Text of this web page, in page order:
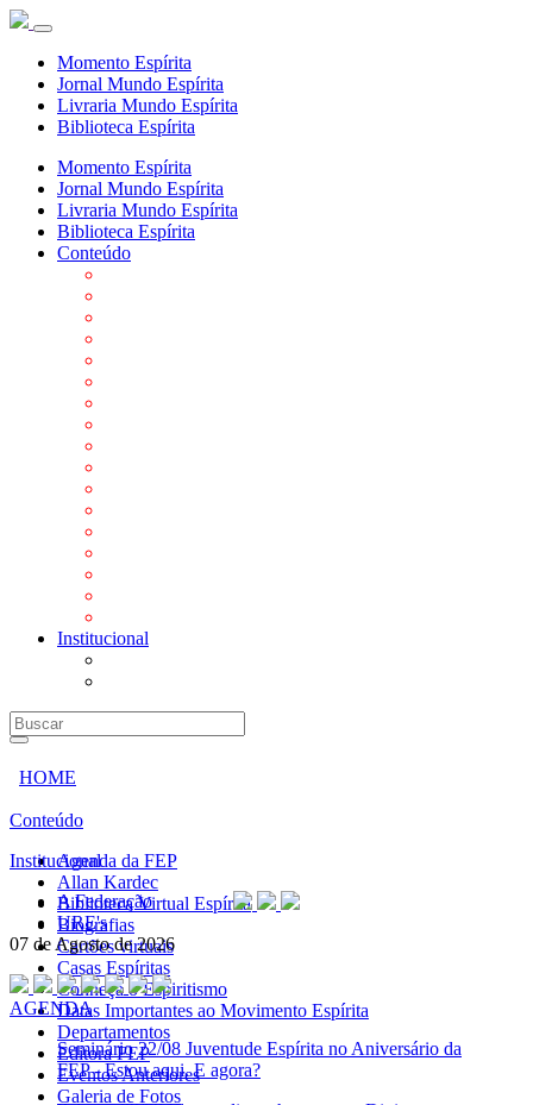
Momento Espírita
Jornal Mundo Espírita
Livraria Mundo Espírita
Biblioteca Espírita
Momento Espírita
Jornal Mundo Espírita
Livraria Mundo Espírita
Biblioteca Espírita
Conteúdo
Institucional
HOME
Conteúdo
Agenda da FEP
Allan Kardec
Biblioteca Virtual Espírita
Biografias
Cartões virtuais
Casas Espíritas
Conheça o Espiritismo
Datas Importantes ao Movimento Espírita
Departamentos
Editora FEP
Eventos Anteriores
Galeria de Fotos
Institucional
A Federação
URE's
07 de Agosto de 2026
AGENDA
Seminário 22/08 Juventude Espírita no Aniversário da
FEP - Estou aqui. E agora?